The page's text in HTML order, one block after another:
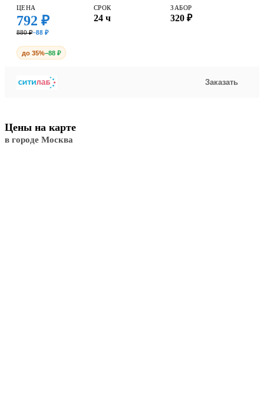
ЦЕНА
792 ₽
880 ₽−88 ₽
СРОК
24 ч
ЗАБОР
320 ₽
до 35%−88 ₽
Заказать
Цены на карте
в городе Москва